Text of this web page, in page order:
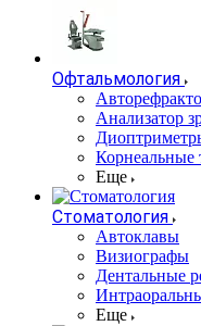
Офтальмология
Анализатор
Корнеальные
Еще
Стоматология
Автоклавы
Визиографы
Дентальные
Еще